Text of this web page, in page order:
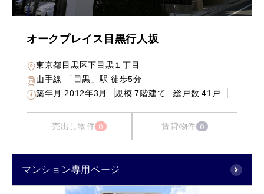
オークプレイス目黒行人坂
東京都目黒区下目黒１丁目
山手線 「目黒」駅 徒歩5分
築年月 2012年3月 規模 7階建て 総戸数 41戸
売出し物件 0 賃貸物件 0
マンション専用ページ